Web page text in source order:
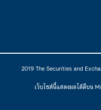
2019 The Securities and
เว็บไซต์นี้แสดงผลได้ดีบน